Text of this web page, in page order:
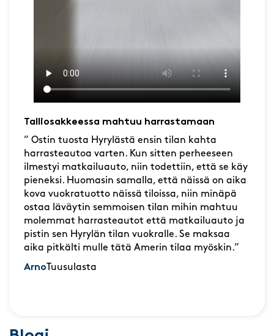
Talliosakkeessa mahtuu harrastamaan
” Ostin tuosta Hyrylästä ensin tilan kahta
harrasteautoa varten. Kun sitten perheeseen
ilmestyi matkailuauto, niin todettiin, että se käy
pieneksi. Huomasin samalla, että näissä on aika
kova vuokratuotto näissä tiloissa, niin minäpä
ostaa läväytin semmoisen tilan mihin mahtuu
molemmat harrasteautot että matkailuauto ja
pistin sen Hyrylän tilan vuokralle. Se maksaa
aika pitkälti mulle tätä Amerin tilaa myöskin.”
Arno Tuusulasta